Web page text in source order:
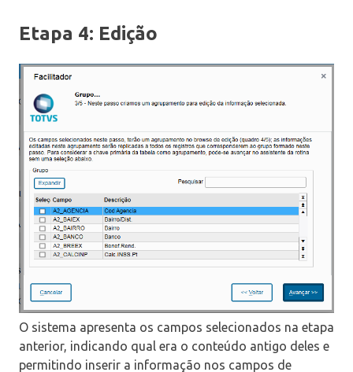
Etapa 4: Edição
O sistema apresenta os campos selecionados na etapa
anterior, indicando qual era o conteúdo antigo deles e
permitindo inserir a informação nos campos de